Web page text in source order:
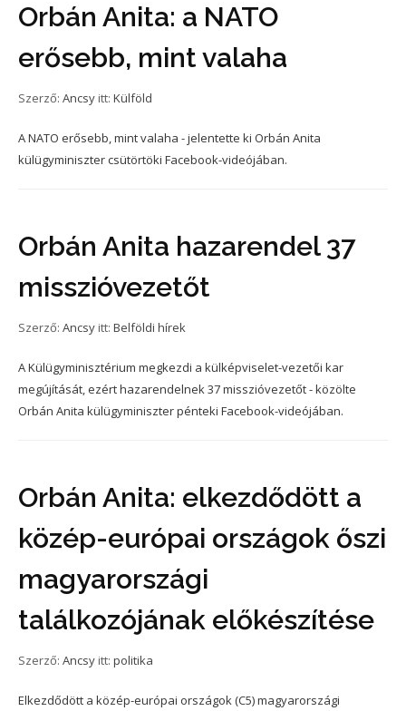
Orbán Anita: a NATO
erősebb, mint valaha
Szerző: Ancsy itt: Külföld
A NATO erősebb, mint valaha - jelentette ki Orbán Anita
külügyminiszter csütörtöki Facebook-videójában.
Orbán Anita hazarendel 37
misszióvezetőt
Szerző: Ancsy itt: Belföldi hírek
A Külügyminisztérium megkezdi a külképviselet-vezetői kar
megújítását, ezért hazarendelnek 37 misszióvezetőt - közölte
Orbán Anita külügyminiszter pénteki Facebook-videójában.
Orbán Anita: elkezdődött a
közép-európai országok őszi
magyarországi
találkozójának előkészítése
Szerző: Ancsy itt: politika
Elkezdődött a közép-európai országok (C5) magyarországi